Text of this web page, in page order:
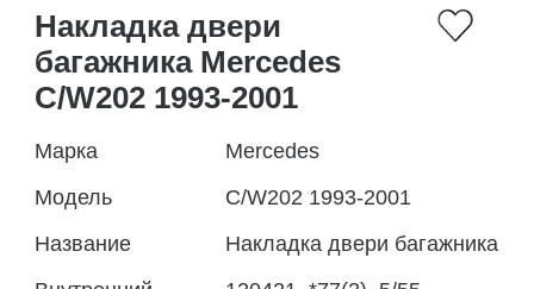
Накладка двери
багажника Mercedes
C/W202 1993-2001
Марка
Mercedes
Модель
C/W202 1993-2001
Название
Накладка двери багажника